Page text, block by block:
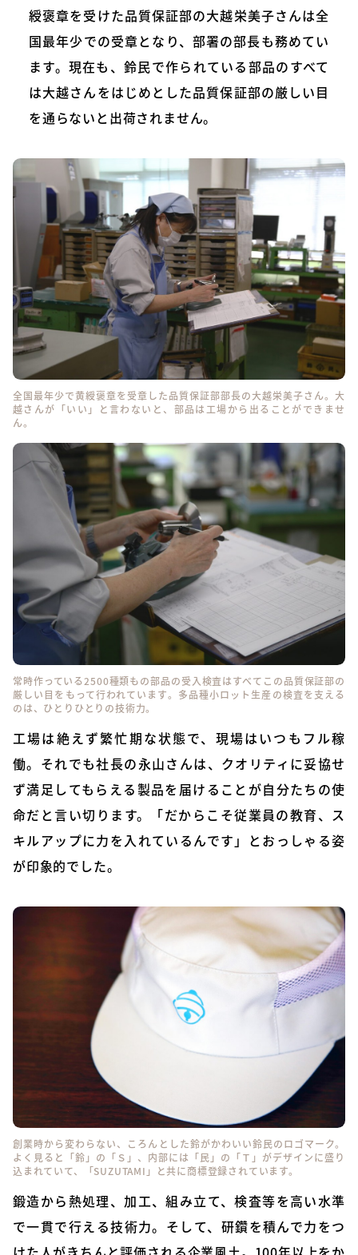
綬褒章を受けた品質保証部の大越栄美子さんは全
国最年少での受章となり、部署の部長も務めてい
ます。現在も、鈴民で作られている部品のすべて
は大越さんをはじめとした品質保証部の厳しい目
を通らないと出荷されません。
全国最年少で黄綬褒章を受章した品質保証部部長の大越栄美子さん。大
越さんが「いい」と言わないと、部品は工場から出ることができませ
ん。
常時作っている2500種類もの部品の受入検査はすべてこの品質保証部の
厳しい目をもって行われています。多品種小ロット生産の検査を支える
のは、ひとりひとりの技術力。
工場は絶えず繁忙期な状態で、現場はいつもフル稼
働。それでも社長の永山さんは、クオリティに妥協せ
ず満足してもらえる製品を届けることが自分たちの使
命だと言い切ります。「だからこそ従業員の教育、ス
キルアップに力を入れているんです」とおっしゃる姿
が印象的でした。
創業時から変わらない、ころんとした鈴がかわいい鈴民のロゴマーク。
よく見ると「鈴」の「Ｓ」、内部には「民」の「Ｔ」がデザインに盛り
込まれていて、「SUZUTAMI」と共に商標登録されています。
鍛造から熱処理、加工、組み立て、検査等を高い水準
で一貫で行える技術力。そして、研鑽を積んで力をつ